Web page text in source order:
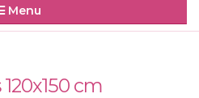
Menu
cm